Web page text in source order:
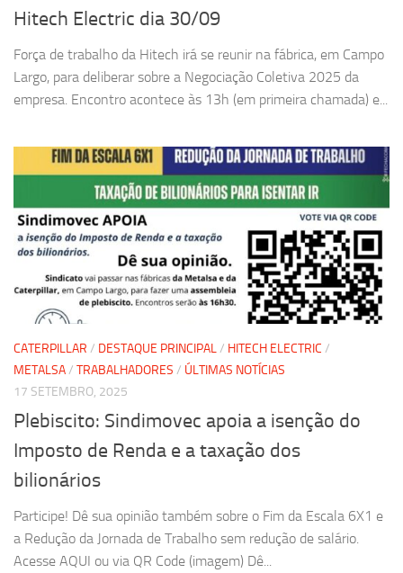
Hitech Electric dia 30/09
Força de trabalho da Hitech irá se reunir na fábrica, em Campo
Largo, para deliberar sobre a Negociação Coletiva 2025 da
empresa. Encontro acontece às 13h (em primeira chamada) e...
CATERPILLAR / DESTAQUE PRINCIPAL/ HITECH ELECTRIC /
METALSA/ TRABALHADORES / ÚLTIMAS NOTÍCIAS
17 SETEMBRO, 2025
Plebiscito: Sindimovec apoia a isenção do
Imposto de Renda e a taxação dos
bilionários
Participe! Dê sua opinião também sobre o Fim da Escala 6X1 e
a Redução da Jornada de Trabalho sem redução de salário.
Acesse AQUI ou via QR Code (imagem) Dê...